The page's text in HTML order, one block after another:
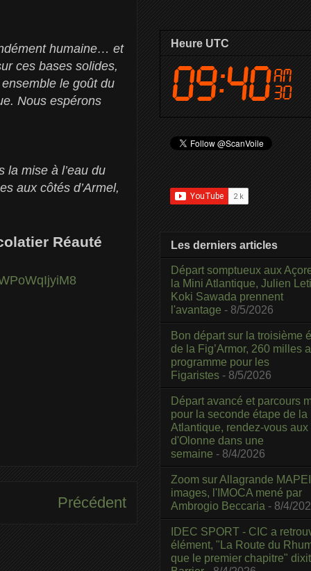
humaine… et
ces bases solides,
le goût du
Nous espérons
la mise à l’eau du
aux côtés d’Armel,
Réauté
Précédent
Heure UTC
Les derniers articles
Départ somptueux aux
la Mini Atlantique, Julien
Koki Sawada prennent
l'avantage - 8/5/2026
Bon départ sur la troisième
de la Fig’Armor, 260 milles
programme pour les
Figaristes - 8/5/2026
Départ avancé et parcours
pour la seconde étape de la
Atlantique, rendez-vous
d'Olonne dans une
semaine - 8/4/2026
Zoom sur Allagrande
images, l'IMOCA mené par
Ambrogio Beccaria - 8/4/
IDEC SPORT - CIC a
élément, "La Route du
que le premier chapitre"